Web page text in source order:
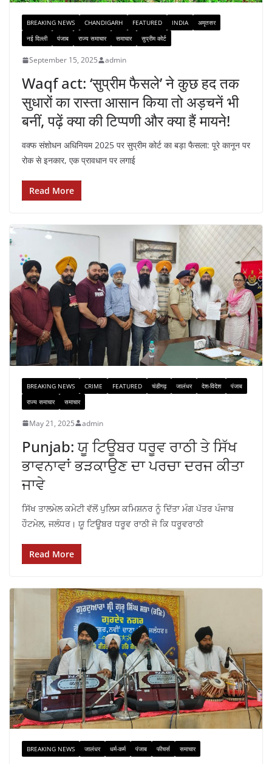
BREAKING NEWS CHANDIGARH FEATURED INDIA
अमृतसर
नई दिल्ली
पंजाब राज्य समाचार समाचार सुप्रीम कोर्ट
September 15, 2025 admin
Waqf act: ‘सुप्रीम फैसले’ ने कुछ हद तक
सुधारों का रास्ता आसान किया तो अड़चनें भी
बनीं, पढ़ें क्या की टिप्पणी और क्या हैं मायने!
वक्फ संशोधन अधिनियम 2025 पर सुप्रीम कोर्ट का बड़ा फैसला: पूरे कानून पर
रोक से इनकार, एक प्रावधान पर लगाई
Read More
BREAKING NEWS CRIME FEATURED चंडीगढ़ जालंधर देश-विदेश
पंजाब
राज्य समाचार
समाचार
May 21, 2025 admin
Punjab: ਯੂ ਟਿਊਬਰ ਧਰੂਵ ਰਾਠੀ ਤੇ ਸਿੱਖ
ਭਾਵਨਾਵਾਂ ਭੜਕਾਉਣ ਦਾ ਪਰਚਾ ਦਰਜ ਕੀਤਾ
ਜਾਵੇ
ਸਿੱਖ ਤਾਲਮੇਲ ਕਮੇਟੀ ਵੱਲੋਂ ਪੁਲਿਸ ਕਮਿਸ਼ਨਰ ਨੂੰ ਦਿੱਤਾ ਮੰਗ ਪੱਤਰ ਪੰਜਾਬ
ਹੌਟਮੇਲ, ਜਲੰਧਰ।‌ ਯੂ ਟਿਊਬਰ ਧਰੂਵ ਰਾਠੀ ਜੋ ਕਿ ਧਰੂਵਰਾਠੀ
Read More
BREAKING NEWS जालंधर धर्म-कर्म पंजाब फीचर्स समाचार